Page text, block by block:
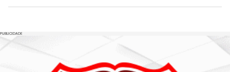
PUBLICIDADE